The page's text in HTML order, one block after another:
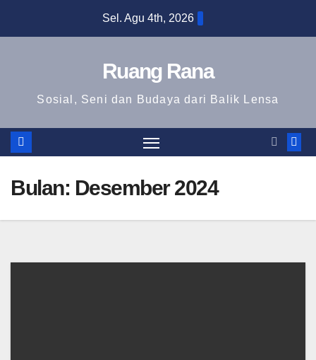
Sel. Agu 4th, 2026
Ruang Rana
Sosial, Seni dan Budaya dari Balik Lensa
Bulan: Desember 2024